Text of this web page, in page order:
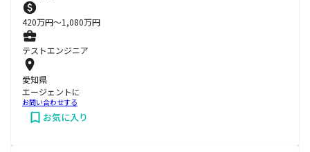
420万円〜1,080万円
テストエンジニア
愛知県
エージェントに
お問い合わせする
お気に入り